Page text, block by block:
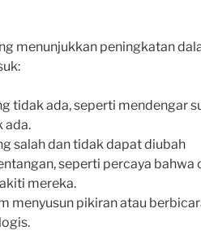
menunjukkan peningkatan
tidak ada, seperti mendengar
ada.
salah dan tidak dapat diubah
seperti percaya bahwa
mereka.
menyusun pikiran atau